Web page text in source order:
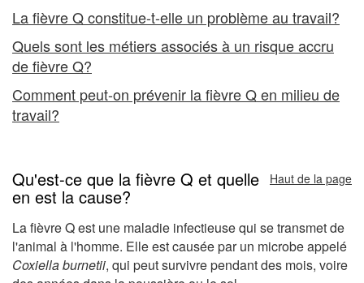
La fièvre Q constitue-t-elle un problème au travail?
Quels sont les métiers associés à un risque accru
de fièvre Q?
Comment peut-on prévenir la fièvre Q en milieu de
travail?
Qu'est-ce que la fièvre Q et quelle
en est la cause?
Haut de la page
La fièvre Q est une maladie infectieuse qui se transmet de
l'animal à l'homme. Elle est causée par un microbe appelé
Coxiella burnetii, qui peut survivre pendant des mois, voire